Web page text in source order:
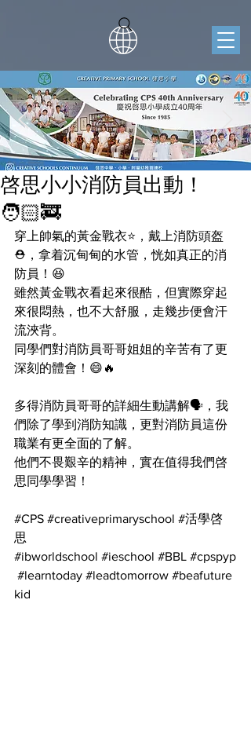
啓思小小消防員出動！
🧑🏻‍🚒
穿上帥氣的黃金戰衣⭐️，戴上消防頭盔
⛑️，拿着沉甸甸的水管，恍如真正的消
防員！😆
雖然黃金戰衣看起來很酷，但實際穿起
來很悶熱，也不大舒服，走幾步便會汗
流浹背。
同學們對消防員哥哥姐姐的辛苦有了更
深刻的體會！😄🔥
多得消防員哥哥的詳細生動講解🗣️，我
們除了學到消防知識，更對消防員這份
職業有更全面的了解。
他們不畏艱辛的精神，實在值得我們啓
思同學學習！
#CPS #creativeprimaryschool #活學啓
思
#ibworldschool #ieschool #BBL #cpspyp
#learntoday #leadtomorrow #beafuture
kid